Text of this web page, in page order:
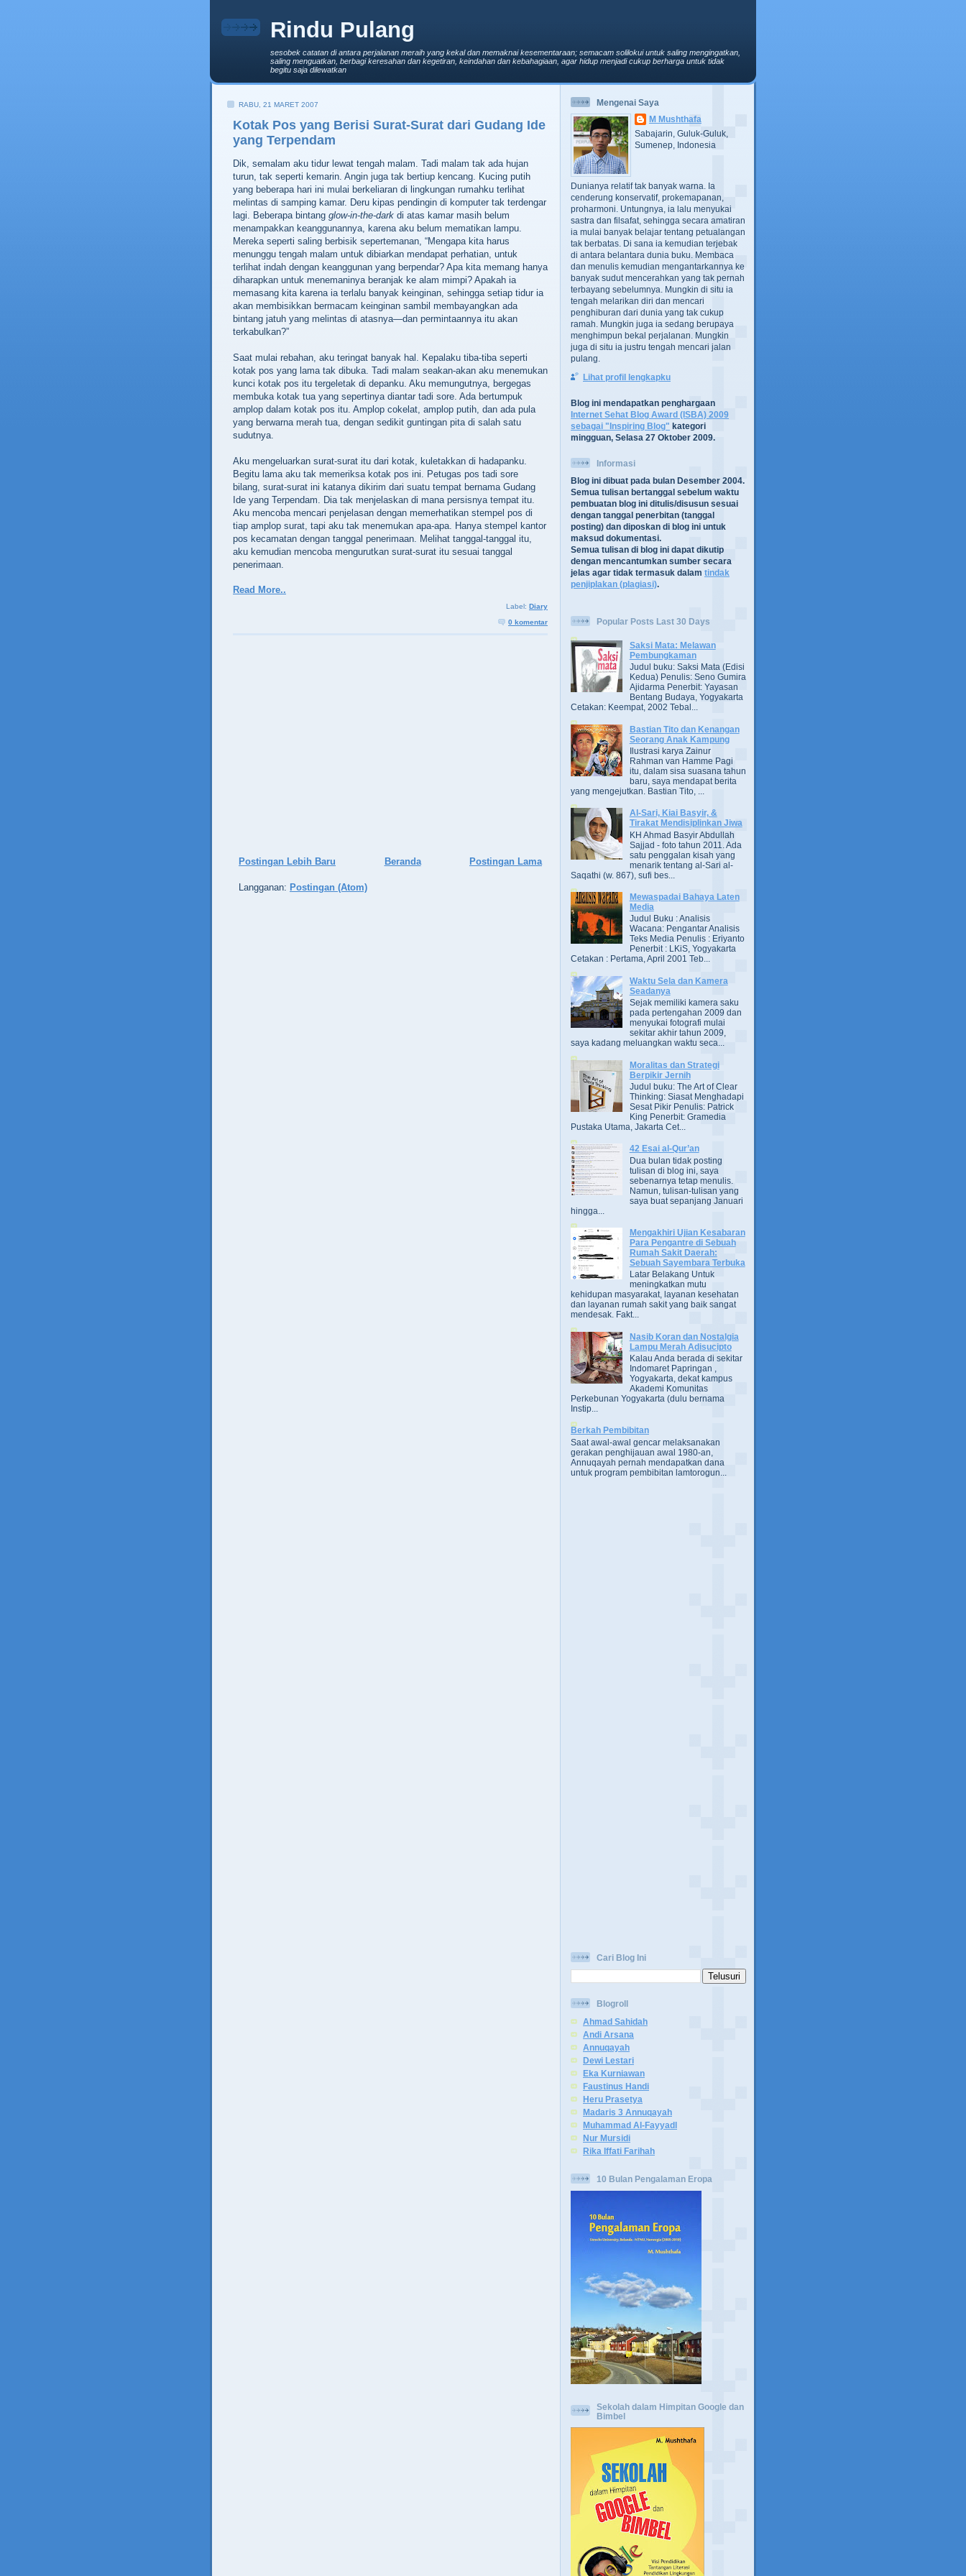
Rindu Pulang
sesobek catatan di antara perjalanan meraih yang kekal dan memaknai kesementaraan; semacam solilokui untuk saling mengingatkan,
saling menguatkan, berbagi keresahan dan kegetiran, keindahan dan kebahagiaan, agar hidup menjadi cukup berharga untuk tidak
begitu saja dilewatkan
RABU, 21 MARET 2007
Kotak Pos yang Berisi Surat-Surat dari Gudang Ide
yang Terpendam
Dik, semalam aku tidur lewat tengah malam. Tadi malam tak ada hujan
turun, tak seperti kemarin. Angin juga tak bertiup kencang. Kucing putih
yang beberapa hari ini mulai berkeliaran di lingkungan rumahku terlihat
melintas di samping kamar. Deru kipas pendingin di komputer tak terdengar
lagi. Beberapa bintang glow-in-the-dark di atas kamar masih belum
menampakkan keanggunannya, karena aku belum mematikan lampu.
Mereka seperti saling berbisik sepertemanan, “Mengapa kita harus
menunggu tengah malam untuk dibiarkan mendapat perhatian, untuk
terlihat indah dengan keanggunan yang berpendar? Apa kita memang hanya
diharapkan untuk menemaninya beranjak ke alam mimpi? Apakah ia
memasang kita karena ia terlalu banyak keinginan, sehingga setiap tidur ia
akan membisikkan bermacam keinginan sambil membayangkan ada
bintang jatuh yang melintas di atasnya—dan permintaannya itu akan
terkabulkan?”
Saat mulai rebahan, aku teringat banyak hal. Kepalaku tiba-tiba seperti
kotak pos yang lama tak dibuka. Tadi malam seakan-akan aku menemukan
kunci kotak pos itu tergeletak di depanku. Aku memungutnya, bergegas
membuka kotak tua yang sepertinya diantar tadi sore. Ada bertumpuk
amplop dalam kotak pos itu. Amplop cokelat, amplop putih, dan ada pula
yang berwarna merah tua, dengan sedikit guntingan pita di salah satu
sudutnya.
Aku mengeluarkan surat-surat itu dari kotak, kuletakkan di hadapanku.
Begitu lama aku tak memeriksa kotak pos ini. Petugas pos tadi sore
bilang, surat-surat ini katanya dikirim dari suatu tempat bernama Gudang
Ide yang Terpendam. Dia tak menjelaskan di mana persisnya tempat itu.
Aku mencoba mencari penjelasan dengan memerhatikan stempel pos di
tiap amplop surat, tapi aku tak menemukan apa-apa. Hanya stempel kantor
pos kecamatan dengan tanggal penerimaan. Melihat tanggal-tanggal itu,
aku kemudian mencoba mengurutkan surat-surat itu sesuai tanggal
penerimaan.
Read More..
Label: Diary
0 komentar
Postingan Lebih Baru Postingan Lama
Beranda
Langganan: Postingan (Atom)
Mengenai Saya
M Mushthafa
Sabajarin, Guluk-Guluk,
Sumenep, Indonesia
Dunianya relatif tak banyak warna. Ia
cenderung konservatif, prokemapanan,
proharmoni. Untungnya, ia lalu menyukai
sastra dan filsafat, sehingga secara amatiran
ia mulai banyak belajar tentang petualangan
tak berbatas. Di sana ia kemudian terjebak
di antara belantara dunia buku. Membaca
dan menulis kemudian mengantarkannya ke
banyak sudut mencerahkan yang tak pernah
terbayang sebelumnya. Mungkin di situ ia
tengah melarikan diri dan mencari
penghiburan dari dunia yang tak cukup
ramah. Mungkin juga ia sedang berupaya
menghimpun bekal perjalanan. Mungkin
juga di situ ia justru tengah mencari jalan
pulang.
Lihat profil lengkapku
Blog ini mendapatkan penghargaan
Internet Sehat Blog Award (ISBA) 2009
sebagai "Inspiring Blog" kategori
mingguan, Selasa 27 Oktober 2009.
Informasi
Blog ini dibuat pada bulan Desember 2004.
Semua tulisan bertanggal sebelum waktu
pembuatan blog ini ditulis/disusun sesuai
dengan tanggal penerbitan (tanggal
posting) dan diposkan di blog ini untuk
maksud dokumentasi.
Semua tulisan di blog ini dapat dikutip
dengan mencantumkan sumber secara
jelas agar tidak termasuk dalam tindak
penjiplakan (plagiasi).
Popular Posts Last 30 Days
Saksi Mata: Melawan
Pembungkaman
Judul buku: Saksi Mata (Edisi
Kedua) Penulis: Seno Gumira
Ajidarma Penerbit: Yayasan
Bentang Budaya, Yogyakarta
Cetakan: Keempat, 2002 Tebal...
Bastian Tito dan Kenangan
Seorang Anak Kampung
Ilustrasi karya Zainur
Rahman van Hamme Pagi
itu, dalam sisa suasana tahun
baru, saya mendapat berita
yang mengejutkan. Bastian Tito, ...
Al-Sari, Kiai Basyir, &
Tirakat Mendisiplinkan Jiwa
KH Ahmad Basyir Abdullah
Sajjad - foto tahun 2011. Ada
satu penggalan kisah yang
menarik tentang al-Sari al-
Saqathi (w. 867), sufi bes...
Mewaspadai Bahaya Laten
Media
Judul Buku : Analisis
Wacana: Pengantar Analisis
Teks Media Penulis : Eriyanto
Penerbit : LKiS, Yogyakarta
Cetakan : Pertama, April 2001 Teb...
Waktu Sela dan Kamera
Seadanya
Sejak memiliki kamera saku
pada pertengahan 2009 dan
menyukai fotografi mulai
sekitar akhir tahun 2009,
saya kadang meluangkan waktu seca...
Moralitas dan Strategi
Berpikir Jernih
Judul buku: The Art of Clear
Thinking: Siasat Menghadapi
Sesat Pikir Penulis: Patrick
King Penerbit: Gramedia
Pustaka Utama, Jakarta Cet...
42 Esai al-Qur’an
Dua bulan tidak posting
tulisan di blog ini, saya
sebenarnya tetap menulis.
Namun, tulisan-tulisan yang
saya buat sepanjang Januari
hingga...
Mengakhiri Ujian Kesabaran
Para Pengantre di Sebuah
Rumah Sakit Daerah:
Sebuah Sayembara Terbuka
Latar Belakang Untuk
meningkatkan mutu
kehidupan masyarakat, layanan kesehatan
dan layanan rumah sakit yang baik sangat
mendesak. Fakt...
Nasib Koran dan Nostalgia
Lampu Merah Adisucipto
Kalau Anda berada di sekitar
Indomaret Papringan ,
Yogyakarta, dekat kampus
Akademi Komunitas
Perkebunan Yogyakarta (dulu bernama
Instip...
Berkah Pembibitan
Saat awal-awal gencar melaksanakan
gerakan penghijauan awal 1980-an,
Annuqayah pernah mendapatkan dana
untuk program pembibitan lamtorogun...
Cari Blog Ini
Blogroll
Ahmad Sahidah
Andi Arsana
Annuqayah
Dewi Lestari
Eka Kurniawan
Faustinus Handi
Heru Prasetya
Madaris 3 Annuqayah
Muhammad Al-Fayyadl
Nur Mursidi
Rika Iffati Farihah
10 Bulan Pengalaman Eropa
Sekolah dalam Himpitan Google dan
Bimbel